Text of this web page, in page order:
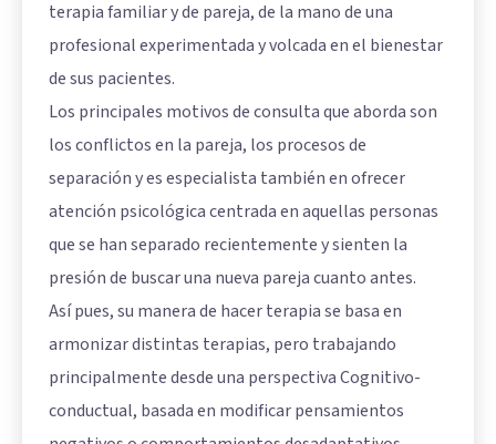
terapia familiar y de pareja, de la mano de una
profesional experimentada y volcada en el bienestar
de sus pacientes.
Los principales motivos de consulta que aborda son
los conflictos en la pareja, los procesos de
separación y es especialista también en ofrecer
atención psicológica centrada en aquellas personas
que se han separado recientemente y sienten la
presión de buscar una nueva pareja cuanto antes.
Así pues, su manera de hacer terapia se basa en
armonizar distintas terapias, pero trabajando
principalmente desde una perspectiva Cognitivo-
conductual, basada en modificarpensamientos